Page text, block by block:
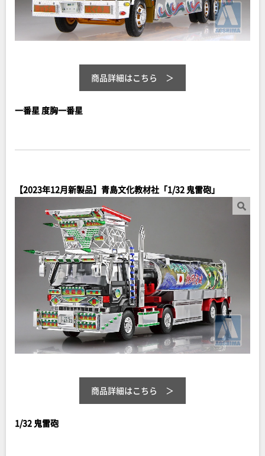
商品詳細はこちら
一番星 度胸一番星
【2023年12月新製品】青島文化教材社「1/32 鬼雷砲」
商品詳細はこちら
1/32 鬼雷砲